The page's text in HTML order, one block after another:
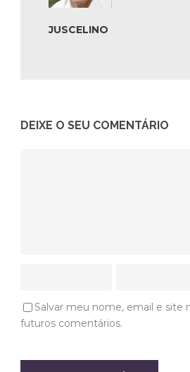
JUSCELINO
DEIXE O SEU COMENTÁRIO
Salvar meu nome, email e site
futuros comentários.